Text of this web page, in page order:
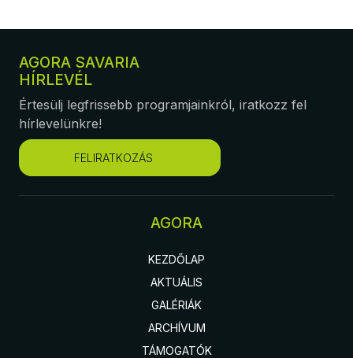
AGORA SAVARIA
HÍRLEVÉL
Értesülj legfrissebb programjainkról, iratkozz fel
hírlevelünkre!
FELIRATKOZÁS
AGORA
KEZDŐLAP
AKTUÁLIS
GALÉRIÁK
ARCHÍVUM
TÁMOGATÓK